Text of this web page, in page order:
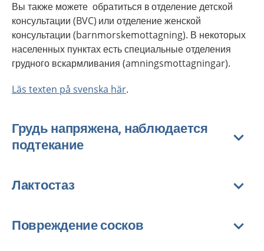
Вы также можете обратиться в отделение детской
консультации (BVC) или отделение женской
консультации (barnmorskemottagning). В некоторых
населенных пунктах есть специальные отделения
грудного вскармливания (amningsmottagningar).
Läs texten på svenska här.
Грудь напряжена, наблюдается
подтекание
Лактостаз
Повреждение сосков